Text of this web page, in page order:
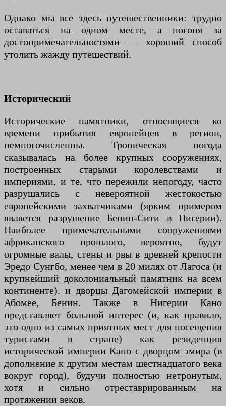
Однако мы все здесь путешественники: трудно
оставаться на одном месте, а погоня за
достопримечательностями — хороший способ
утолить жажду путешествий.
Исторический
Исторические памятники, относящиеся ко
времени прибытия европейцев в регион,
немногочисленны. Тропическая погода
сказывалась на более крупных сооружениях,
построенных старыми королевствами и
империями, и те, что пережили непогоду, часто
разрушались с невероятной жестокостью
европейскими захватчиками (ярким примером
является разрушение Бенин-Сити в Нигерии).
Наиболее примечательными сооружениями
африканского прошлого, вероятно, будут
огромные валы, стены и рвы в древней крепости
Эредо Сунгбо, менее чем в 20 милях от Лагоса (и
крупнейший доколониальный памятник на всем
континенте). и дворцы Дагомейской империи в
Абомее, Бенин. Также в Нигерии Кано
представляет большой интерес (и, как правило,
это одно из самых приятных мест для посещения
туристами в стране) как резиденция
исторической империи Кано с дворцом эмира (в
дополнение к другим местам шестнадцатого века
вокруг город), будучи полностью нетронутым,
хотя и сильно отреставрированным на
протяжении веков.